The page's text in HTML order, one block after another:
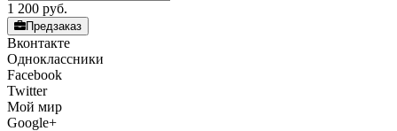
1 200 руб.
Предзаказ
Вконтакте
Одноклассники
Facebook
Twitter
Мой мир
Google+